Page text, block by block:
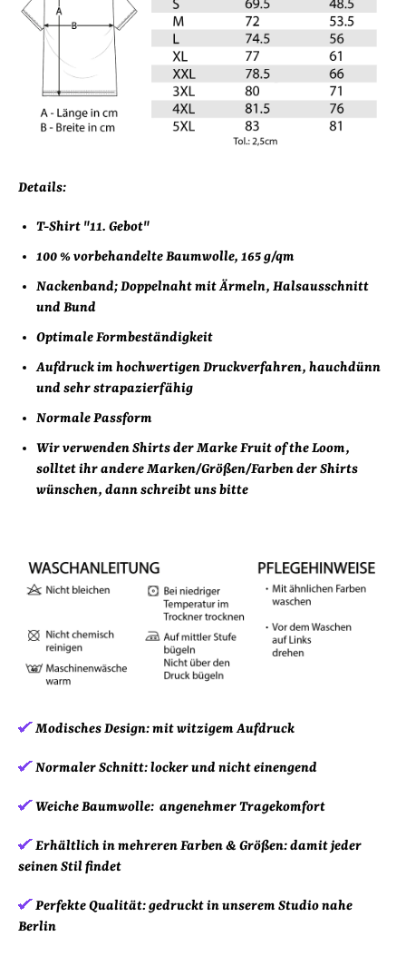
Details:
T-Shirt "11. Gebot"
100 % vorbehandelte Baumwolle, 165 g/qm
Nackenband; Doppelnaht mit Ärmeln, Halsausschnitt
und Bund
Optimale Formbeständigkeit
Aufdruck im hochwertigen Druckverfahren, hauchdünn
und sehr strapazierfähig
Normale Passform
Wir verwenden Shirts der Marke Fruit of the Loom,
solltet ihr andere Marken/Größen/Farben der Shirts
wünschen, dann schreibt uns bitte
Modisches Design:mit witzigem Aufdruck
Normaler Schnitt:locker und nicht einengend
Weiche Baumwolle: angenehmer Tragekomfort
Erhältlich in mehreren Farben & Größen:damit jeder
seinen Stil findet
Perfekte Qualität:gedruckt in unserem Studio nahe
Berlin